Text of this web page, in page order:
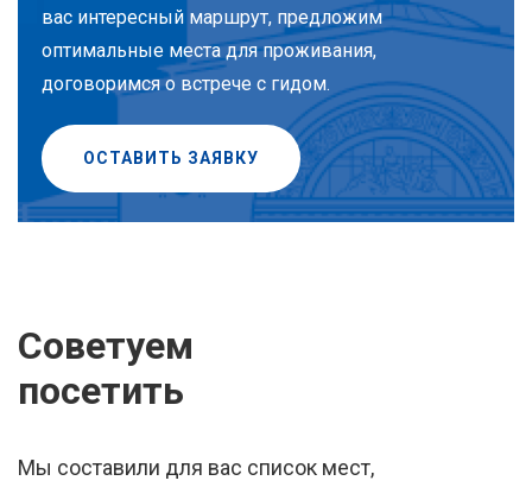
вас интересный маршрут, предложим
оптимальные места для проживания,
договоримся о встрече с гидом.
ОСТАВИТЬ ЗАЯВКУ
Советуем
посетить
Мы составили для вас список мест,